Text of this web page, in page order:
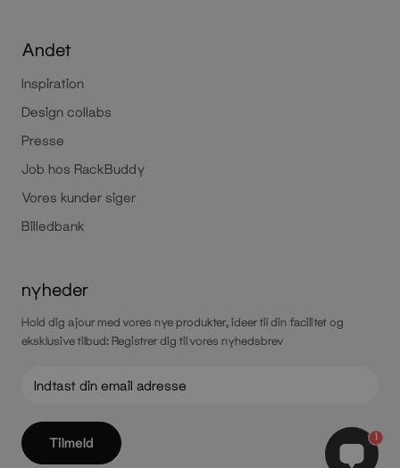
Andet
Inspiration
Design collabs
Presse
Job hos RackBuddy
Vores kunder siger
Billedbank
nyheder
Hold dig ajour med vores nye produkter, ideer til din facilitet og
eksklusive tilbud: Registrer dig til vores nyhedsbrev
Tilmeld 1